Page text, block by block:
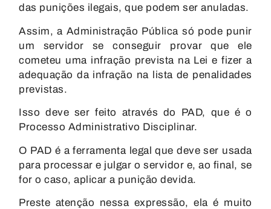
das punições ilegais, que podem ser anuladas.
Assim, a Administração Pública só pode punir
um servidor se conseguir provar que ele
cometeu uma infração prevista na Lei e fizer a
adequação da infração na lista de penalidades
previstas.
Isso deve ser feito através do PAD, que é o
Processo Administrativo Disciplinar.
O PAD é a ferramenta legal que deve ser usada
para processar e julgar o servidor e, ao final, se
for o caso, aplicar a punição devida.
Preste atenção nessa expressão, ela é muito